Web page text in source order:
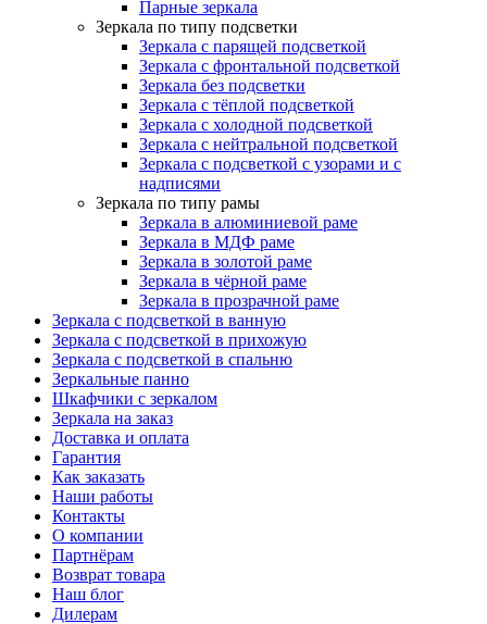
Парные зеркала
Зеркала по типу подсветки
Зеркала с парящей подсветкой
Зеркала с фронтальной подсветкой
Зеркала без подсветки
Зеркала с тёплой подсветкой
Зеркала с холодной подсветкой
Зеркала с нейтральной подсветкой
Зеркала с подсветкой с узорами и с
надписями
Зеркала по типу рамы
Зеркала в алюминиевой раме
Зеркала в МДФ раме
Зеркала в золотой раме
Зеркала в чёрной раме
Зеркала в прозрачной раме
Зеркала с подсветкой в ванную
Зеркала с подсветкой в прихожую
Зеркала с подсветкой в спальню
Зеркальные панно
Шкафчики с зеркалом
Зеркала на заказ
Доставка и оплата
Гарантия
Как заказать
Наши работы
Контакты
О компании
Партнёрам
Возврат товара
Наш блог
Дилерам